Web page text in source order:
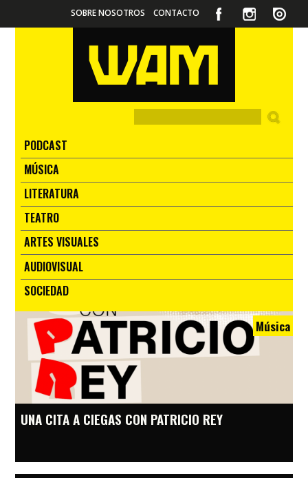
SOBRE NOSOTROS CONTACTO
PODCAST
MÚSICA
LITERATURA
TEATRO
ARTES VISUALES
AUDIOVISUAL
SOCIEDAD
Música
UNA CITA A CIEGAS CON PATRICIO REY